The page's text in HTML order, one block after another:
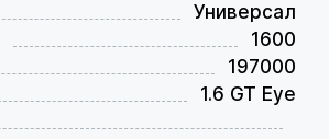
Универсал
1600
197000
1.6 GT Eye